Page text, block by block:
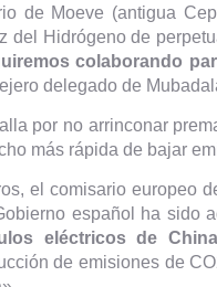
de Moeve (antigua
del Hidrógeno de
colaborando
delegado de
por no arrinconar
más rápida de bajar
el comisario europeo
español ha sido
eléctricos de China
de emisiones de